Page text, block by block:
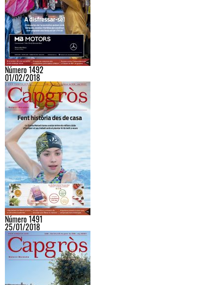
Número 1492
01/02/2018
Número 1491
25/01/2018